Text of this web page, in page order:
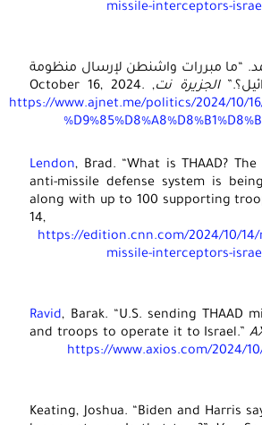
missile-
مبررات واشنطن لإرسال منظومة
الجزيرة نت, October 16, 2024.
https://www.ajnet.me/politics/2024/
, Brad. “What is
anti-missile defense system
along with up to 100
14,
https://edition.cnn.com/2024/
missile-
, Barak. “U.S. sending
and troops to operate it to
https://www.axios.com/
Keating, Joshua. “Biden and